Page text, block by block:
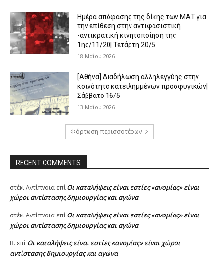
Ημέρα απόφασης της δίκης των ΜΑΤ για
την επίθεση στην αντιφασιστική
-αντικρατική κινητοποίηση της
1ης/11/20| Τετάρτη 20/5
18 Μαΐου 2026
[Αθήνα] Διαδήλωση αλληλεγγύης στην
κοινότητα κατειλημμένων προσφυγικών|
Σάββατο 16/5
13 Μαΐου 2026
Φόρτωση περισσοτέρων
RECENT COMMENTS
στέκι Αντίπνοια επί Oι καταλήψεις είναι εστίες «ανομίας» είναι
χώροι αντίστασης δημιουργίας και αγώνα
στέκι Αντίπνοια επί Oι καταλήψεις είναι εστίες «ανομίας» είναι
χώροι αντίστασης δημιουργίας και αγώνα
Β. επί Oι καταλήψεις είναι εστίες «ανομίας» είναι χώροι
αντίστασης δημιουργίας και αγώνα